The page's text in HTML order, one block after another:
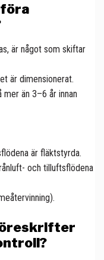
är något som skiftar
är dimensionerat.
än 3–6 år innan
är fläktstyrda.
och tilluftsflödena